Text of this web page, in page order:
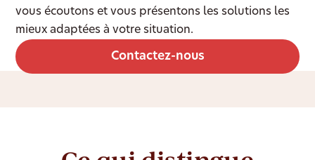
vous écoutons et vous présentons les solutions les
mieux adaptées à votre situation.
Contactez-nous